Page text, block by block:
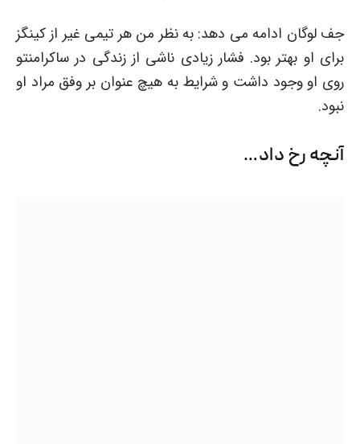
جف لوگان ادامه می دهد: به نظر من هر تیمی غیر از کینگز
برای او بهتر بود. فشار زیادی ناشی از زندگی در ساکرامنتو
روی او وجود داشت و شرایط به هیچ عنوان بر وفق مراد او
نبود.
آنچه رخ داد…